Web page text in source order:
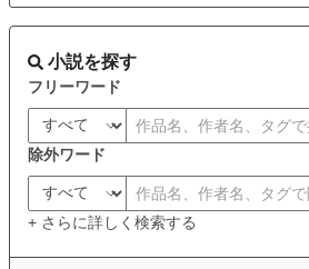
小説を探す
フリーワード
除外ワード
+ さらに詳しく検索する